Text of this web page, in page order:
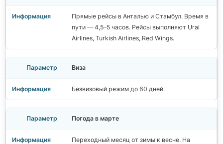
Прямые рейсы в Анталью и Стамбул. Время в
пути — 4,5–5 часов. Рейсы выполняют Ural
Airlines, Turkish Airlines, Red Wings.
Виза
Безвизовый режим до 60 дней.
Погода в марте
Переходный месяц от зимы к весне. На